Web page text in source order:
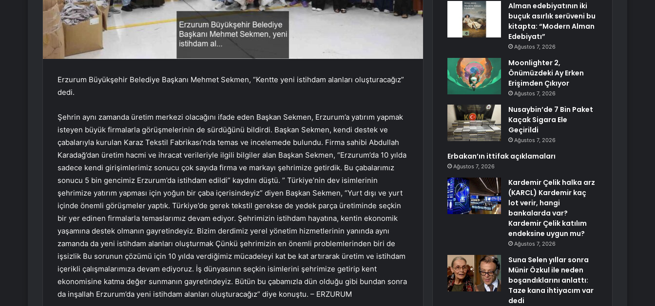
Erzurum Büyükşehir Belediye Başkanı Mehmet Sekmen, “Kentte yeni istihdam alanları oluşturacağız”
dedi.
Şehrin aynı zamanda üretim merkezi olacağını ifade eden Başkan Sekmen, Erzurum’a yatırım yapmak
isteyen büyük firmalarla görüşmelerinin de sürdüğünü bildirdi. Başkan Sekmen, kendi destek ve
çabalarıyla kurulan Karaz Tekstil Fabrikası’nda temas ve incelemede bulundu. Firma sahibi Abdullah
Karadağ’dan üretim hacmi ve ihracat verileriyle ilgili bilgiler alan Başkan Sekmen, “Erzurum’da 10 yılda
sadece kendi girişimlerimiz sonucu çok sayıda firma ve markayı şehrimize getirdik. Bu çabalarımız
sonucu 5 bin gencimiz Erzurum’da istihdam edildi” kaydını düştü. ” Türkiye’nin dev isimlerinin
şehrimize yatırım yapması için yoğun bir çaba içerisindeyiz” diyen Başkan Sekmen, “Yurt dışı ve yurt
içinde önemli görüşmeler yaptık. Türkiye’de gerek tekstil gerekse de yedek parça üretiminde seçkin
bir yer edinen firmalarla temaslarımız devam ediyor. Şehrimizin istihdam hayatına, kentin ekonomik
yaşamına destek olmanın gayretindeyiz. Bizim derdimiz yerel yönetim hizmetlerinin yanında aynı
zamanda da yeni istihdam alanları oluşturmak Çünkü şehrimizin en önemli problemlerinden biri de
işsizlik Bu sorunun çözümü için 10 yılda verdiğimiz mücadeleyi kat be kat artırarak üretim ve istihdam
içerikli çalışmalarımıza devam ediyoruz. İş dünyasının seçkin isimlerini şehrimize getirip kent
ekonomisine katma değer sunmanın gayretindeyiz. Bütün bu çabamızla dün olduğu gibi bundan sonra
da inşallah Erzurum’da yeni istihdam alanları oluşturacağız” diye konuştu. – ERZURUM
Alman edebiyatının iki
buçuk asırlık serüveni bu
kitapta: “Modern Alman
Edebiyatı”
Ağustos 7, 2026
Moonlighter 2,
Önümüzdeki Ay Erken
Erişimden Çıkıyor
Ağustos 7, 2026
Nusaybin’de 7 Bin Paket
Kaçak Sigara Ele
Geçirildi
Ağustos 7, 2026
Erbakan’ın ittifak açıklamaları
Ağustos 7, 2026
Kardemir Çelik halka arz
(KARCL) Kardemir kaç
lot verir, hangi
bankalarda var?
Kardemir Çelik katılım
endeksine uygun mu?
Ağustos 7, 2026
Suna Selen yıllar sonra
Münir Özkul ile neden
boşandıklarını anlattı:
Taze kana ihtiyacım var
dedi